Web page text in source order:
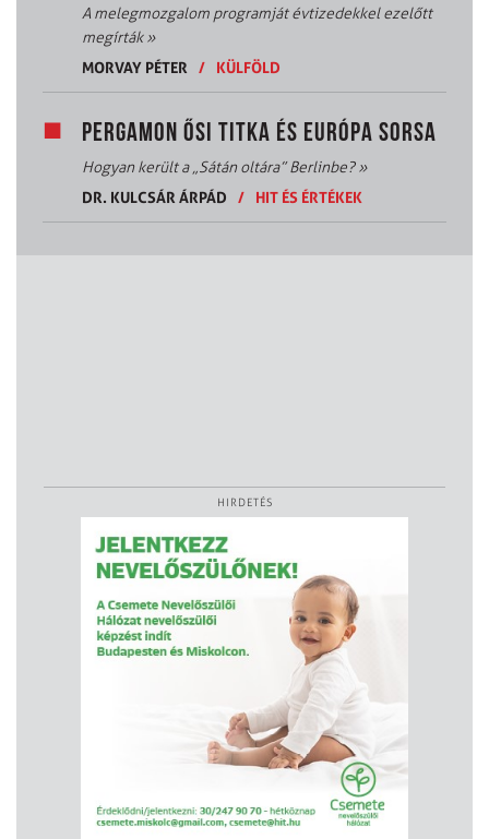
A melegmozgalom programját évtizedekkel ezelőtt
megírták»
MORVAY PÉTER
/ KÜLFÖLD
PERGAMON ŐSI TITKA ÉS EURÓPA SORSA
Hogyan került a „Sátán oltára” Berlinbe?»
DR. KULCSÁR ÁRPÁD
/ HIT ÉS ÉRTÉKEK
HIRDETÉS